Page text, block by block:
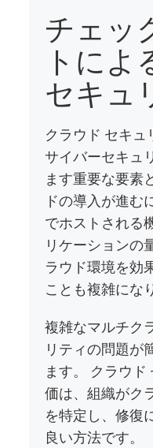
チェッ
トによ
セキュ
クラウド セキ
サイバーセキュ
ます重要な要素
ドの導入が進む
でホストされる
リケーションの
ラウド環境を効
ことも複雑にな
複雑なマルチク
リティの問題が
ます。 クラウ
価は、組織がク
を特定し、修復
良い方法です。